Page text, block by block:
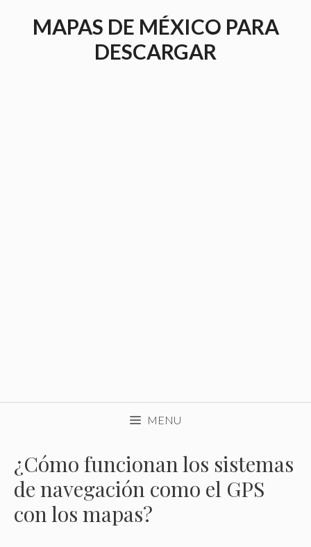
MAPAS DE MÉXICO PARA
DESCARGAR
MENU
¿Cómo funcionan los sistemas
de navegación como el GPS
con los mapas?